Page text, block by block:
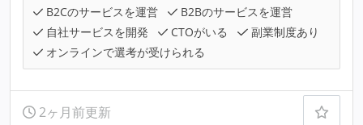
B2Cのサービスを運営
B2Bのサービスを運営
自社サービスを開発
CTOがいる
副業制度あり
オンラインで選考が受けられる
2ヶ月前更新